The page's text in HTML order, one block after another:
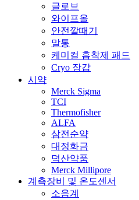
글로브
와이프올
안전깔때기
말통
케미컬 흡착제 패드
Cryo 장갑
시약
Merck Sigma
TCI
Thermofisher
ALFA
삼전순약
대정화금
덕산약품
Merck Millipore
계측장비 및 온도센서
소음계